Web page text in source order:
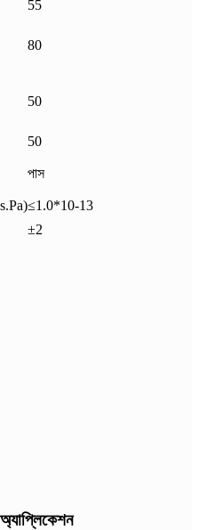
55
80
50
50
পাস
≤1.0*10-13
±2
অ্যাপ্লিকেশন